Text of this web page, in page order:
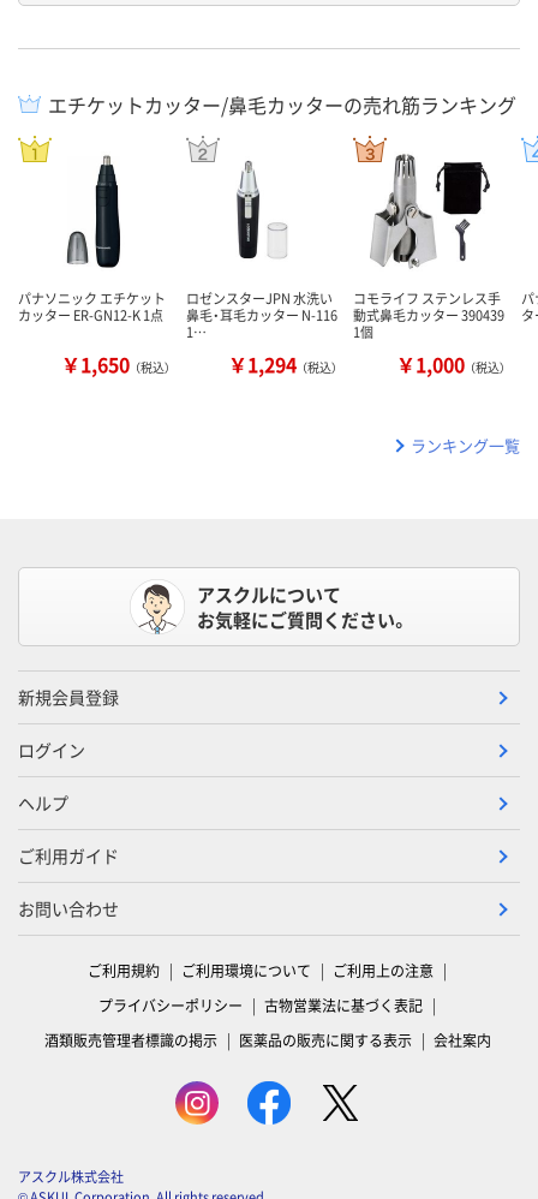
エチケットカッター/鼻毛カッターの売れ筋ランキング
パナソニック エチケット
カッター ER-GN12-K 1点
￥1,650 （税込）
ロゼンスターJPN 水洗い
鼻毛・耳毛カッター N-116
1…
￥1,294 （税込）
コモライフ ステンレス手
動式鼻毛カッター 390439
1個
￥1,000 （税込）
ランキング一覧
アスクルについて
お気軽にご質問ください。
新規会員登録
ログイン
ヘルプ
ご利用ガイド
お問い合わせ
ご利用規約 ご利用環境について
ご利用上の注意
プライバシーポリシー
古物営業法に基づく表記
酒類販売管理者標識の掲示
医薬品の販売に関する表示 会社案内
アスクル株式会社